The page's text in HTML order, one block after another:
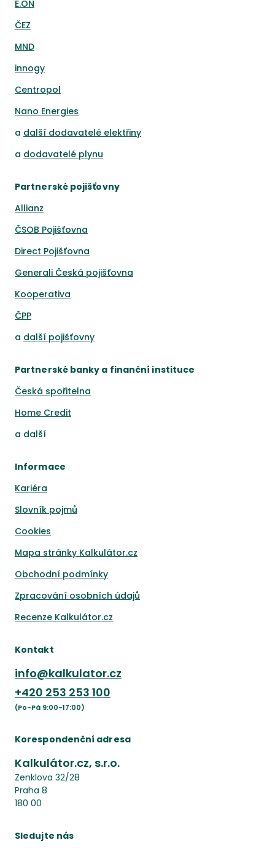
E.ON
ČEZ
MND
innogy
Centropol
Nano Energies
a další dodavatelé elektřiny
a dodavatelé plynu
Partnerské pojišťovny
Allianz
ČSOB Pojišťovna
Direct Pojišťovna
Generali Česká pojišťovna
Kooperativa
ČPP
a další pojišťovny
Partnerské banky a finanční instituce
Česká spořitelna
Home Credit
a další
Informace
Kariéra
Slovník pojmů
Cookies
Mapa stránky Kalkulátor.cz
Obchodní podmínky
Zpracování osobních údajů
Recenze Kalkulátor.cz
Kontakt
info@kalkulator.cz
+420 253 253 100
(Po-Pá 9:00-17:00)
Korespondenční adresa
Kalkulátor.cz, s.r.o.
Zenklova 32/28
Praha 8
180 00
Sledujte nás